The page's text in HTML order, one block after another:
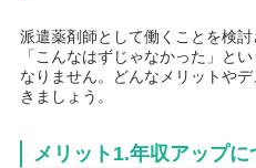
派遣薬剤師として働くことを検
「こんなはずじゃなかった」と
なりません。どんなメリットや
きましょう。
メリット1.年収アップに